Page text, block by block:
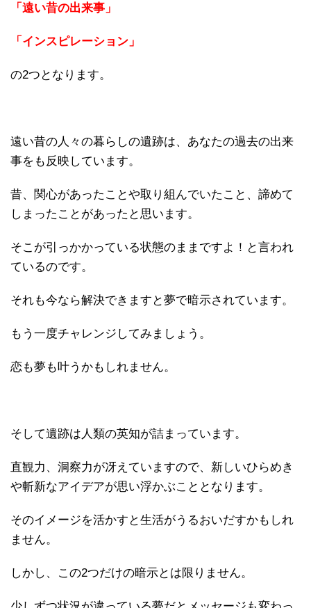
「遠い昔の出来事」
「インスピレーション」
の2つとなります。
遠い昔の人々の暮らしの遺跡は、あなたの過去の出来
事をも反映しています。
昔、関心があったことや取り組んでいたこと、諦めて
しまったことがあったと思います。
そこが引っかかっている状態のままですよ！と言われ
ているのです。
それも今なら解決できますと夢で暗示されています。
もう一度チャレンジしてみましょう。
恋も夢も叶うかもしれません。
そして遺跡は人類の英知が詰まっています。
直観力、洞察力が冴えていますので、新しいひらめき
や斬新なアイデアが思い浮かぶこととなります。
そのイメージを活かすと生活がうるおいだすかもしれ
ません。
しかし、この2つだけの暗示とは限りません。